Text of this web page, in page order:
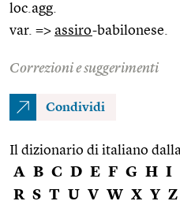
loc.agg.
var. => assiro-babilonese.
Correzioni e suggerimenti
Condividi
Il dizionario di italiano
A B C D E F G H I
R S T U V W X Y Z